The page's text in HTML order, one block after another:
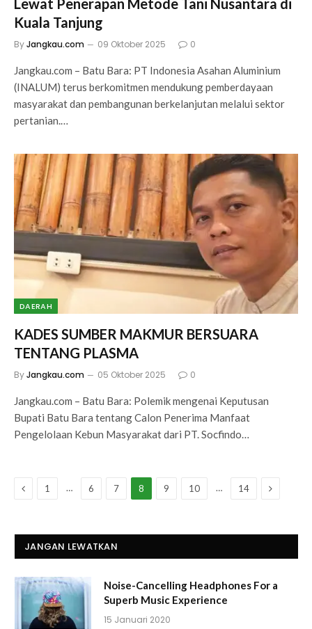
Lewat Penerapan Metode Tani Nusantara di
Kuala Tanjung
ByJangkau.com 09 Oktober 2025 0
Jangkau.com – Batu Bara: PT Indonesia Asahan Aluminium
(INALUM) terus berkomitmen mendukung pemberdayaan
masyarakat dan pembangunan berkelanjutan melalui sektor
pertanian.…
DAERAH
KADES SUMBER MAKMUR BERSUARA
TENTANG PLASMA
ByJangkau.com 05 Oktober 2025 0
Jangkau.com – Batu Bara: Polemik mengenai Keputusan
Bupati Batu Bara tentang Calon Penerima Manfaat
Pengelolaan Kebun Masyarakat dari PT. Socfindo…
Previous
1 … 6 7 8 9 10 … 14 Next
JANGAN LEWATKAN
Noise-Cancelling Headphones For a
Superb Music Experience
15 Januari 2020